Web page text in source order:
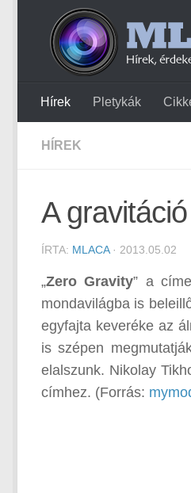
Hírek Pletykák
HÍREK
A
ÍRTA: MLACA· 2013.05.02
„Zero Gravity” a
mondavilágba is
egyfajta keveréke az
is szépen
elalszunk. Nikolay
címhez. (Forrás: